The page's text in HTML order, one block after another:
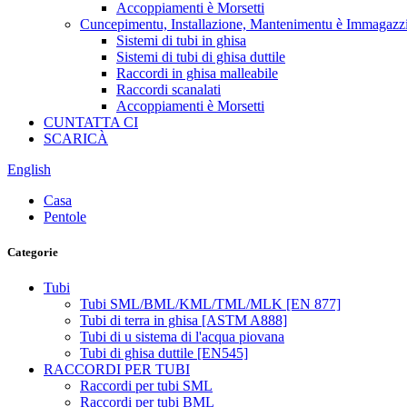
Accoppiamenti è Morsetti
Cuncepimentu, Installazione, Mantenimentu è
Sistemi di tubi in ghisa
Sistemi di tubi di ghisa duttile
Raccordi in ghisa malleabile
Raccordi scanalati
Accoppiamenti è Morsetti
CUNTATTA CI
SCARICÀ
English
Casa
Pentole
Categorie
Tubi
Tubi SML/BML/KML/TML/MLK [EN 877]
Tubi di terra in ghisa [ASTM A888]
Tubi di u sistema di l'acqua piovana
Tubi di ghisa duttile [EN545]
RACCORDI PER TUBI
Raccordi per tubi SML
Raccordi per tubi BML